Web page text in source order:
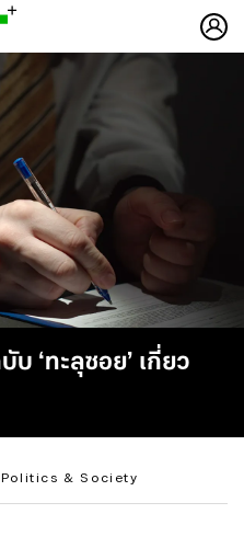
‘ทะลุซอย’ เกี่ยว
Politics & Society